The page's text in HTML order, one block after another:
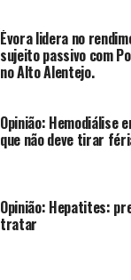
Évora lidera no
sujeito passivo com
no Alto Alentejo.
Opinião: Hemodiálise
que não deve tirar
Opinião: Hepatites:
tratar